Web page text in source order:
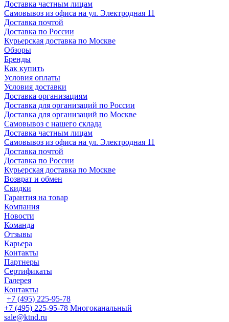
Доставка частным лицам
Самовывоз из офиса на ул. Электродная 11
Доставка почтой
Доставка по России
Курьерская доставка по Москве
Обзоры
Бренды
Как купить
Условия оплаты
Условия доставки
Доставка организациям
Доставка для организаций по России
Доставка для организаций по Москве
Самовывоз с нашего склада
Доставка частным лицам
Самовывоз из офиса на ул. Электродная 11
Доставка почтой
Доставка по России
Курьерская доставка по Москве
Возврат и обмен
Скидки
Гарантия на товар
Компания
Новости
Команда
Отзывы
Карьера
Контакты
Партнеры
Сертификаты
Галерея
Контакты
+7 (495) 225-95-78
+7 (495) 225-95-78 Многоканальный
sale@ktnd.ru